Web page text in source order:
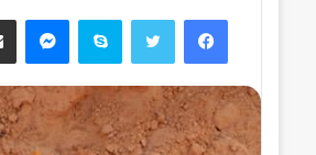
ب
فيسبوك تويتر سكايب ماسنجر